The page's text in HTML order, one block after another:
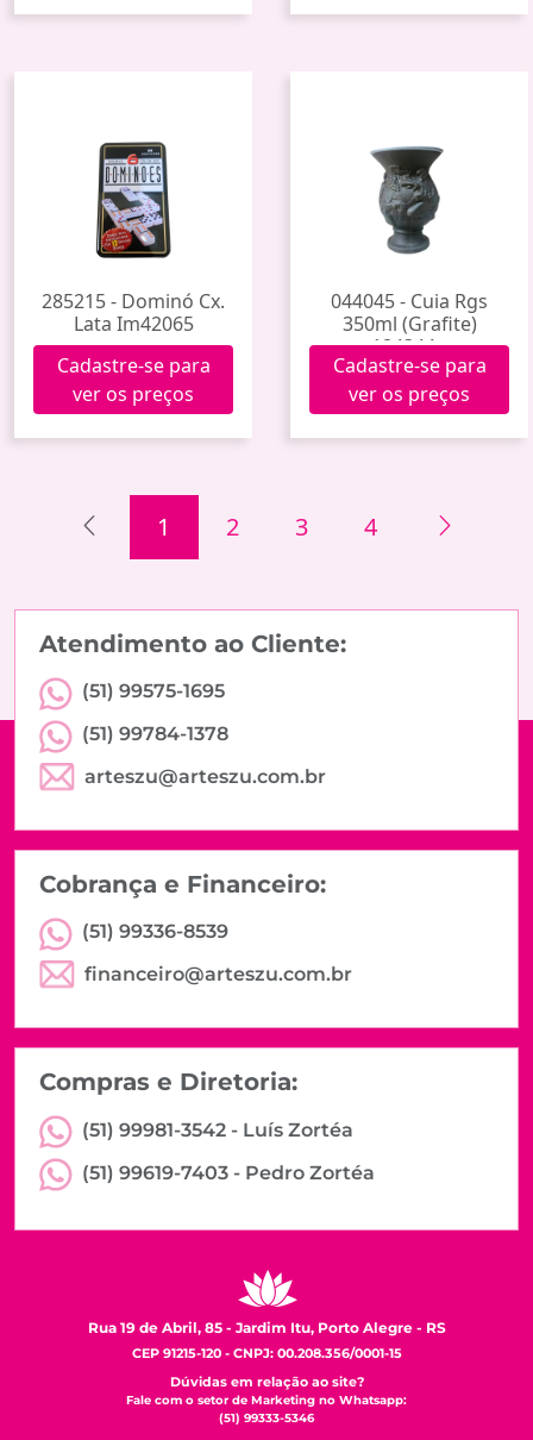
285215 - Dominó Cx.
Lata Im42065
Cadastre-se para
ver os preços
044045 - Cuia Rgs
350ml (Grafite)
184344g
Cadastre-se para
ver os preços
1 2 3 4
Atendimento ao Cliente:
(51) 99575-1695
(51) 99784-1378
arteszu@arteszu.com.br
Cobrança e Financeiro:
(51) 99336-8539
financeiro@arteszu.com.br
Compras e Diretoria:
(51) 99981-3542 - Luís Zortéa
(51) 99619-7403 - Pedro Zortéa
Rua 19 de Abril, 85 - Jardim Itu, Porto Alegre - RS
CEP 91215-120 - CNPJ: 00.208.356/0001-15
Dúvidas em relação ao site?
Fale com o setor de Marketing no Whatsapp:
(51) 99333-5346